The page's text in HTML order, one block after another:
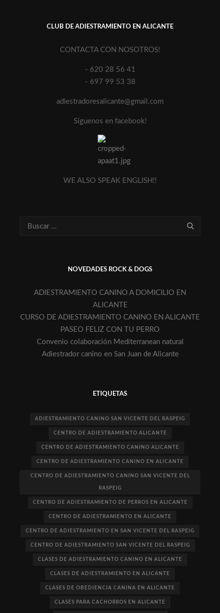
CLUB DE ADIESTRAMIENTO EN ALICANTE
CONTACTA CON NOSOTROS!
- 620 28 56 41
- 697 99 53 38
adiestradoresalicante@gmail.com
Síguenos en facebook!
WE ALSO SPEAK ENGLISH!!
NOVEDADES ROCK & DOGS
ADIESTRAMIENTO CANINO A DOMICILIO EN
ALICANTE
CURSO DE ADIESTRAMIENTO CANINO EN ALICANTE
PASEO FELIZ CON TU PERRO
Convenio colaboración Mediterranean natural
Adiestrador canino en San Juan de Alicante
ETIQUETAS
ADIESTRAMIENTO CANINO SAN VICENTE DEL RASPEIG
CENTRO DE ADIESTRAMIENTO ALICANTE
CENTRO DE ADIESTRAMIENTO CANINO ALICANTE
CENTRO DE ADIESTRAMIENTO CANINO EN ALICANTE
CENTRO DE ADIESTRAMIENTO CANINO SAN VICENTE DEL
RASPEIG
CENTRO DE ADIESTRAMIENTO DE PERROS EN ALICANTE
CENTRO DE ADIESTRAMIENTO EN ALICANTE
CENTRO DE ADIESTRAMIENTO EN SAN VICENTE DEL RASPEIG
CENTRO DE ADIESTRAMIENTO SAN VICENTE DEL RASPEIG
CLASES DE ADIESTRAMIENTO CANINO EN ALICANTE
CLASES DE ADIESTRAMIENTO EN ALICANTE
CLASES DE OBEDIENCIA CANINA EN ALICANTE
CLASES PARA CACHORROS EN ALICANTE